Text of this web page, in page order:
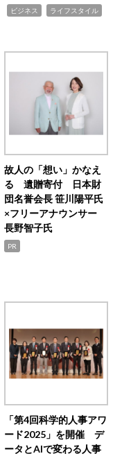
ビジネス ライフスタイル
故人の「想い」かなえ
る 遺贈寄付 日本財
団名誉会長 笹川陽平氏
×フリーアナウンサー
長野智子氏
PR
「第4回科学的人事アワ
ード2025」を開催 デ
ータとAIで変わる人事